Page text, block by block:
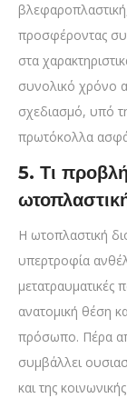
προσφέροντας
στα
συνολικό χρόνο
σχεδιασμό, υπό
πρωτόκολλα
5. Τι
Η ωτοπλαστική
υπερτροφία
ανατομική θέση
πρόσωπο. Πέρα
συμβάλλει
και της